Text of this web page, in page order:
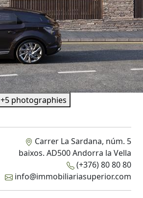
+5 photographies
Carrer La Sardana, núm. 5
baixos. AD500 Andorra la Vella
(+376) 80 80 80
info@immobiliariasuperior.com